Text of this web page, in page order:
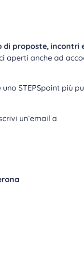
di proposte,
aperti anche ad
STEPSpoint più
un’email a